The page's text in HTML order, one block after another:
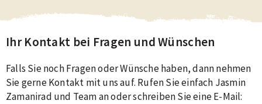
Ihr Kontakt bei Fragen und Wünschen
Falls Sie noch Fragen oder Wünsche haben, dann nehmen
Sie gerne Kontakt mit uns auf. Rufen Sie einfach Jasmin
Zamanirad und Team an oder schreiben Sie eine E-Mail: